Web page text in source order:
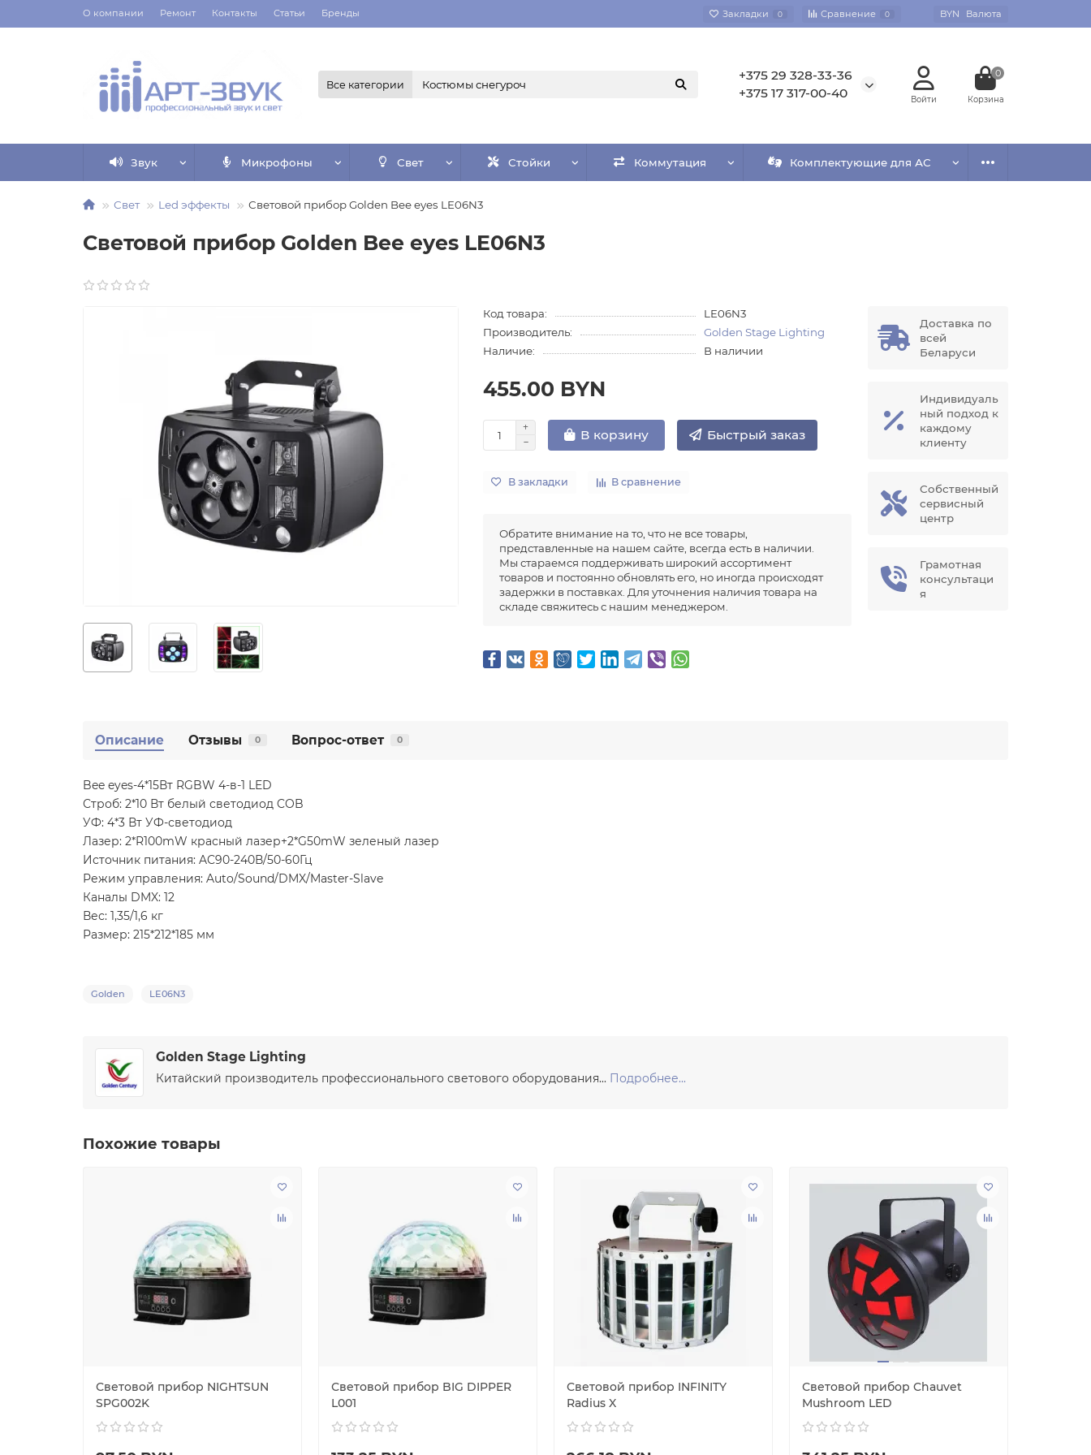
О компании Ремонт Контакты Статьи Бренды Закладки 0 Сравнение 0 BYN Валюта
Все категории
+375 29 328-33-36
+375 17 317-00-40
0
Звук Микрофоны Свет Стойки Коммутация Комплектующие для АС
Свет Led эффекты Световой прибор Golden Bee eyes LE06N3
Световой прибор Golden Bee eyes LE06N3
Код товара:
LE06N3
Производитель:
Golden Stage Lighting
Наличие:
В наличии
455.00 BYN
В корзину Быстрый заказ
В закладки В сравнение
Обратите внимание на то, что не все товары,
представленные на нашем сайте, всегда есть в наличии.
Мы стараемся поддерживать широкий ассортимент
товаров и постоянно обновлять его, но иногда происходят
задержки в поставках. Для уточнения наличия товара на
складе свяжитесь с нашим менеджером.
Доставка по
всей
Беларуси
Индивидуаль
ный подход к
каждому
клиенту
Собственный
сервисный
центр
Грамотная
консультаци
я
Описание Отзывы 0 Вопрос-ответ 0
Bee eyes-4*15Вт RGBW 4-в-1 LED
Строб: 2*10 Вт белый светодиод COB
УФ: 4*3 Вт УФ-светодиод
Лазер: 2*R100mW красный лазер+2*G50mW зеленый лазер
Источник питания: AC90-240В/50-60Гц
Режим управления: Auto/Sound/DMX/Master-Slave
Каналы DMX: 12
Вес: 1,35/1,6 кг
Размер: 215*212*185 мм
Golden LE06N3
Golden Stage Lighting
Китайский производитель профессионального светового оборудования... Подробнее...
Похожие товары
Световой прибор NIGHTSUN
SPG002K
Световой прибор BIG DIPPER
L001
Световой прибор INFINITY
Radius X
Световой прибор Chauvet
Mushroom LED